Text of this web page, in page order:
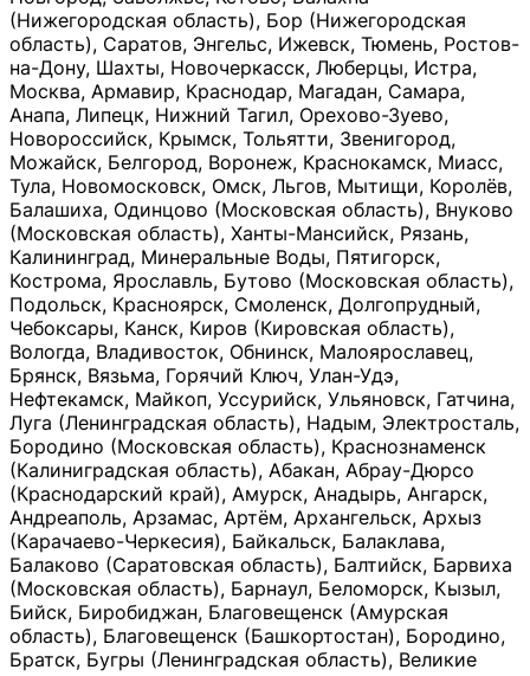
(Нижегородская область), Бор (Нижегородская
область), Саратов, Энгельс, Ижевск, Тюмень, Ростов-
на-Дону, Шахты, Новочеркасск, Люберцы, Истра,
Москва, Армавир, Краснодар, Магадан, Самара,
Анапа, Липецк, Нижний Тагил, Орехово-Зуево,
Новороссийск, Крымск, Тольятти, Звенигород,
Можайск, Белгород, Воронеж, Краснокамск, Миасс,
Тула, Новомосковск, Омск, Льгов, Мытищи, Королёв,
Балашиха, Одинцово (Московская область), Внуково
(Московская область), Ханты-Мансийск, Рязань,
Калининград, Минеральные Воды, Пятигорск,
Кострома, Ярославль, Бутово (Московская область),
Подольск, Красноярск, Смоленск, Долгопрудный,
Чебоксары, Канск, Киров (Кировская область),
Вологда, Владивосток, Обнинск, Малоярославец,
Брянск, Вязьма, Горячий Ключ, Улан-Удэ,
Нефтекамск, Майкоп, Уссурийск, Ульяновск, Гатчина,
Луга (Ленинградская область), Надым, Электросталь,
Бородино (Московская область), Краснознаменск
(Калиниградская область), Абакан, Абрау-Дюрсо
(Краснодарский край), Амурск, Анадырь, Ангарск,
Андреаполь, Арзамас, Артём, Архангельск, Архыз
(Карачаево-Черкесия), Байкальск, Балаклава,
Балаково (Саратовская область), Балтийск, Барвиха
(Московская область), Барнаул, Беломорск, Кызыл,
Бийск, Биробиджан, Благовещенск (Амурская
область), Благовещенск (Башкортостан), Бородино,
Братск, Бугры (Ленинградская область), Великие